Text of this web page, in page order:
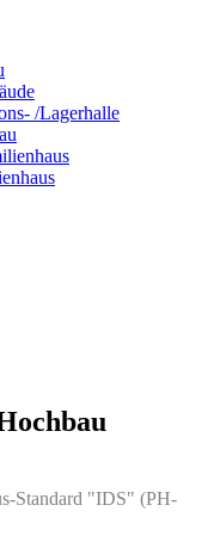
/Lagerhalle
Standard "IDS" (PH-